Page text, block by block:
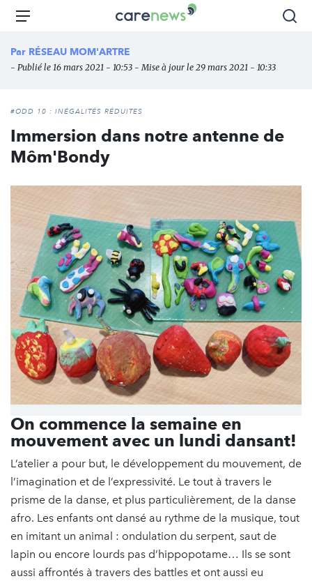
Aller
principal
Carenews,
média
des
l'engagement
Menu
Par RÉSEAU MOM'ARTRE
- Publié le 16 mars 2021 - 10:53 - Mise à jour le 29 mars 2021 - 10:33
#ODD 10 : INÉGALITÉS RÉDUITES
Immersion dans notre antenne de
Môm'Bondy
On commence la semaine en
mouvement avec un lundi dansant!
L’atelier a pour but, le développement du mouvement, de
l’imagination et de l’expressivité. Le tout à travers le
prisme de la danse, et plus particulièrement, de la danse
afro. Les enfants ont dansé au rythme de la musique, tout
en imitant un animal : ondulation du serpent, saut de
lapin ou encore lourds pas d’hippopotame… Ils se sont
aussi affrontés à travers des battles et ont aussi eu